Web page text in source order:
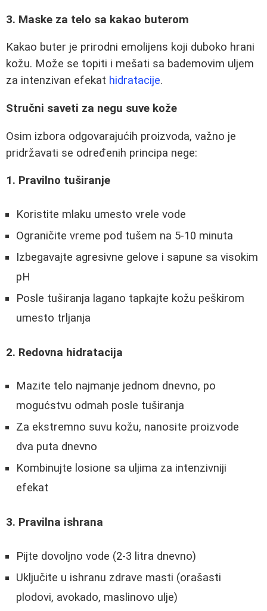
3. Maske za telo sa kakao buterom
Kakao buter je prirodni emolijens koji duboko hrani
kožu. Može se topiti i mešati sa bademovim uljem
za intenzivan efekat hidratacije.
Stručni saveti za negu suve kože
Osim izbora odgovarajućih proizvoda, važno je
pridržavati se određenih principa nege:
1. Pravilno tuširanje
Koristite mlaku umesto vrele vode
Ograničite vreme pod tušem na 5-10 minuta
Izbegavajte agresivne gelove i sapune sa visokim
pH
Posle tuširanja lagano tapkajte kožu peškirom
umesto trljanja
2. Redovna hidratacija
Mazite telo najmanje jednom dnevno, po
mogućstvu odmah posle tuširanja
Za ekstremno suvu kožu, nanosite proizvode
dva puta dnevno
Kombinujte losione sa uljima za intenzivniji
efekat
3. Pravilna ishrana
Pijte dovoljno vode (2-3 litra dnevno)
Uključite u ishranu zdrave masti (orašasti
plodovi, avokado, maslinovo ulje)